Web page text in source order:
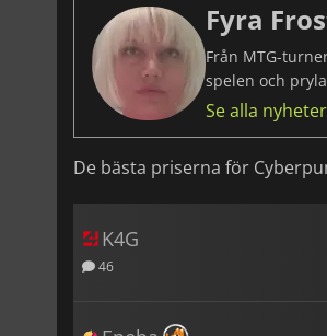
Fyra
Från MTG-
spelen och
Se alla nyheter
De bästa priserna för
K4G
46